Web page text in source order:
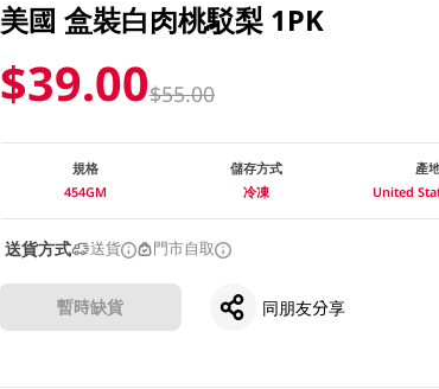
美國 盒裝白肉桃駁梨 1PK
$39.00$55.00
規格
454GM
儲存方式
冷凍
產
United
送貨方式 送貨 門市自取
暫時缺貨 同朋友分享